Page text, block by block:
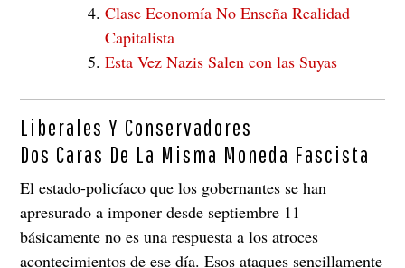
Clase Economía No Enseña Realidad
Capitalista
Esta Vez Nazis Salen con las Suyas
Liberales Y Conservadores
Dos Caras De La Misma Moneda Fascista
El estado-policíaco que los gobernantes se han
apresurado a imponer desde septiembre 11
básicamente no es una respuesta a los atroces
acontecimientos de ese día. Esos ataques sencillamente